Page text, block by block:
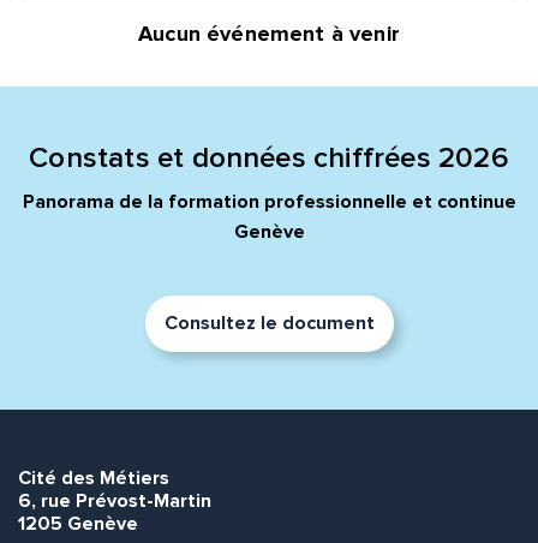
Aucun événement à venir
Constats et données chiffrées 2026
Panorama de la formation professionnelle et continue
Genève
Consultez le document
Cité des Métiers
6, rue Prévost-Martin
1205 Genève
Prénom et nom*
Envoyer
Commentaire*
Envoyer